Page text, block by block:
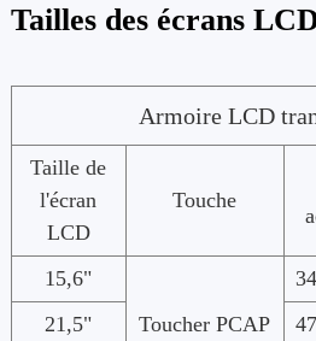
Tailles des écrans
Armoire LCD
Taille de
l'écran
LCD
Touche
15,6"
Toucher PCAP
21,5"